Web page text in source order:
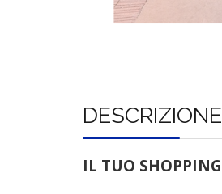
DESCRIZIONE
IL TUO